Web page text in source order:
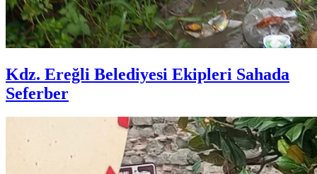
Kdz. Ereğli Belediyesi Ekipleri Sahada
Seferber